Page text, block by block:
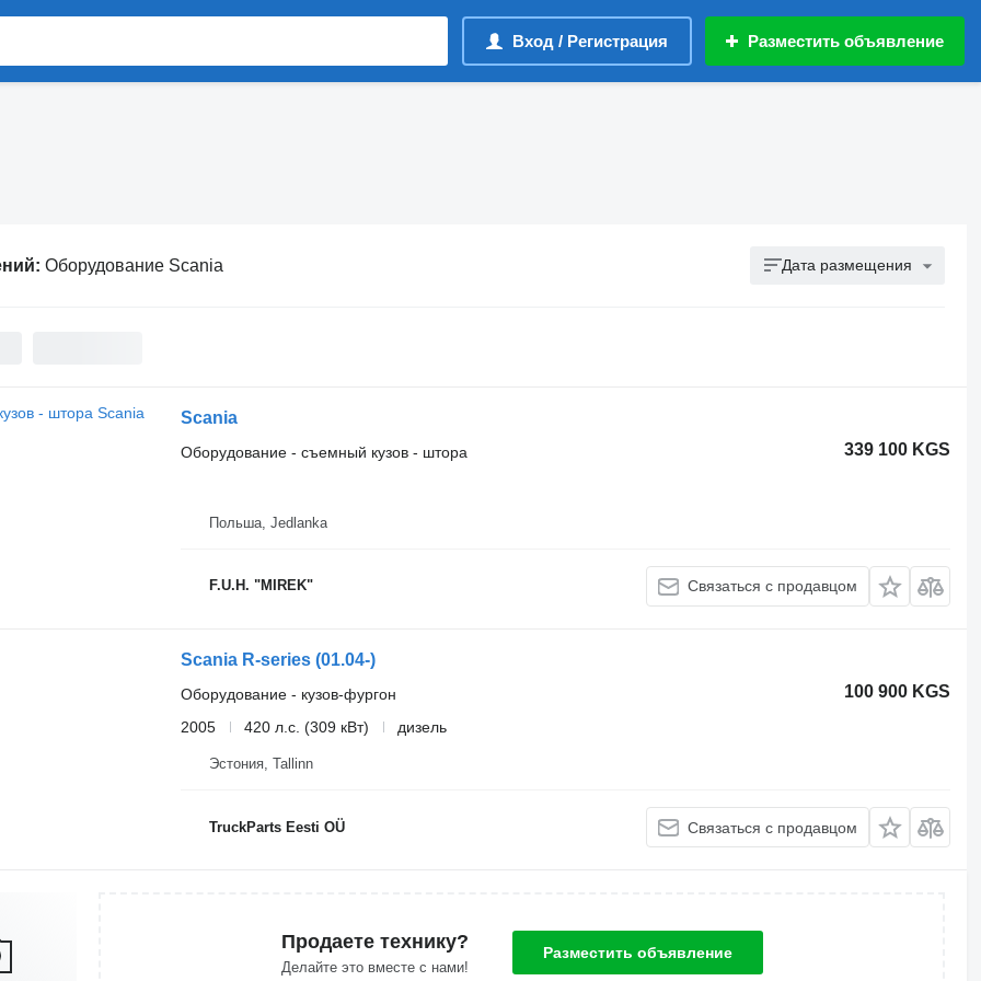
Вход / Регистрация Разместить объявление
Оборудование Scania Дата размещения
Scania
339 100 KGS
Оборудование - съемный кузов - штора
Польша, Jedlanka
F.U.H. "MIREK" Связаться с продавцом
Scania R-series (01.04-)
100 900 KGS
Оборудование - кузов-фургон
2005
420 л.с. (309 кВт) дизель
Эстония, Tallinn
TruckParts Eesti OÜ Связаться с продавцом
Продаете технику?
Делайте это вместе с нами!
Разместить объявление